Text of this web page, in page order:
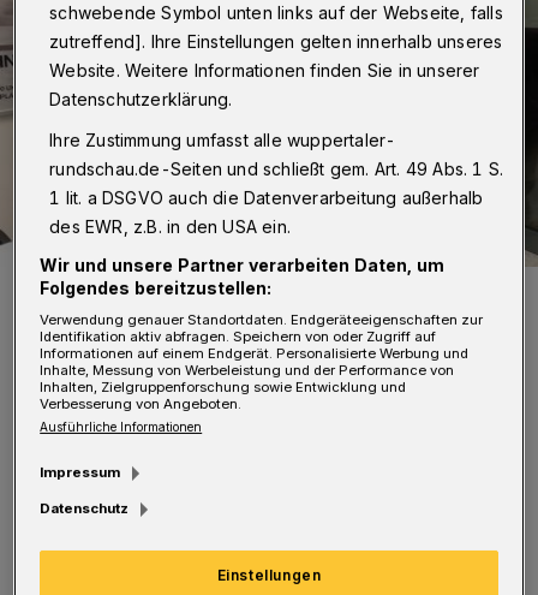
Der Vorstand der Jungen Union Wuppertal mit CDU-
Foto: CDU Wuppertal
D
der GroKo löst sich endlich der politische
schwebende Symbol unten links auf der Webseite, falls
zutreffend]. Ihre Einstellungen gelten innerhalb unseres
Website. Weitere Informationen finden Sie in unserer
Datenschutzerklärung.
Ihre Zustimmung umfasst alle wuppertaler-
rundschau.de-Seiten und schließt gem. Art. 49 Abs. 1 S.
1 lit. a DSGVO auch die Datenverarbeitung außerhalb
des EWR, z.B. in den USA ein.
Wir und unsere Partner verarbeiten Daten, um
Folgendes bereitzustellen:
Verwendung genauer Standortdaten. Endgeräteeigenschaften zur
Identifikation aktiv abfragen. Speichern von oder Zugriff auf
Informationen auf einem Endgerät. Personalisierte Werbung und
Inhalte, Messung von Werbeleistung und der Performance von
Inhalten, Zielgruppenforschung sowie Entwicklung und
Verbesserung von Angeboten.
Ausführliche Informationen
Impressum
Datenschutz
Einstellungen